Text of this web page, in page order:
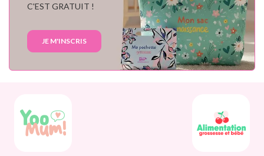
C'EST GRATUIT !
JE M'INSCRIS